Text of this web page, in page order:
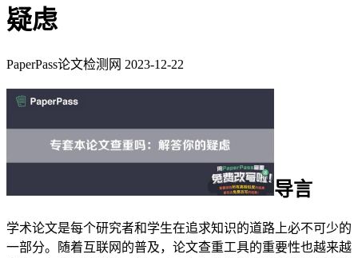
疑虑
PaperPass论文检测网 2023-12-22
导言
学术论文是每个研究者和学生在追求知识的道路上必不可少的
一部分。随着互联网的普及，论文查重工具的重要性也越来越